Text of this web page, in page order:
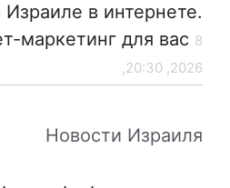
Израиле в интернете.
маркетинг для вас
2026, 20:30,
Новости Израиля